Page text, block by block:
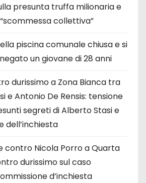
presunta truffa milionaria e
collettiva”
piscina comunale chiusa e si
un giovane di 28 anni
durissimo a Zona Bianca tra
e Antonio De Rensis: tensione
segreti di Alberto Stasi e
dell’inchiesta
contro Nicola Porro a Quarta
durissimo sul caso
d’inchiesta